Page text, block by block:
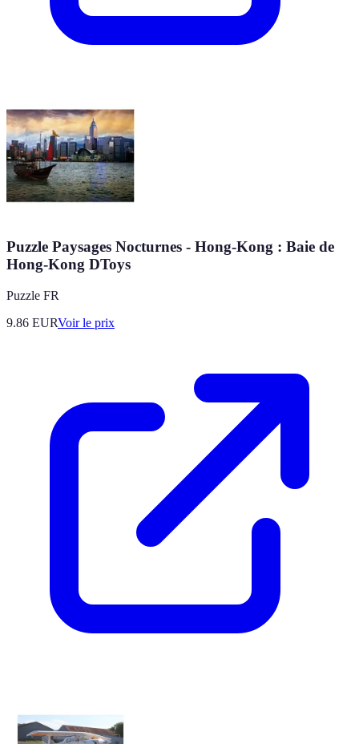
Puzzle Paysages Nocturnes - Hong-Kong : Baie de
Hong-Kong DToys
Puzzle FR
9.86 EURVoir le prix